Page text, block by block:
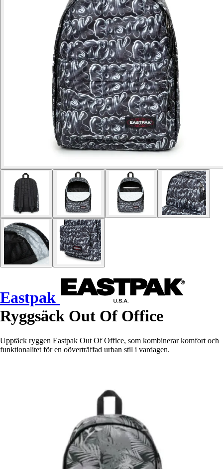
Eastpak
Ryggsäck Out Of Office
Upptäck ryggen Eastpak Out Of Office, som kombinerar komfort och
funktionalitet för en oöverträffad urban stil i vardagen.